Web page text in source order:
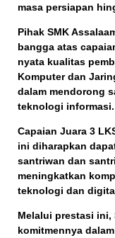
masa persiapan
Pihak SMK
bangga atas
nyata kualitas
Komputer dan
dalam mendorong
teknologi informasi.
Capaian Juara 3
ini diharapkan
santriwan dan
meningkatkan
teknologi dan
Melalui prestasi ini,
komitmennya